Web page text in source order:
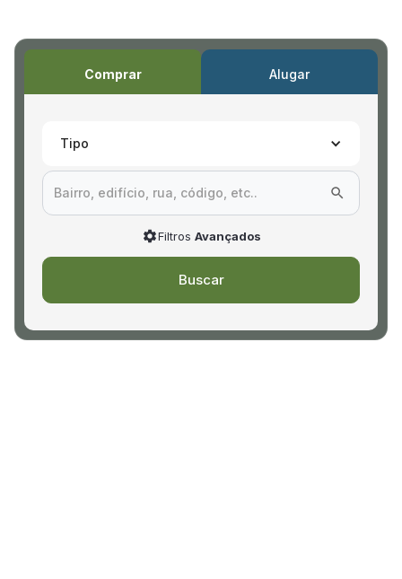
Comprar Alugar
Tipo
Filtros Avançados